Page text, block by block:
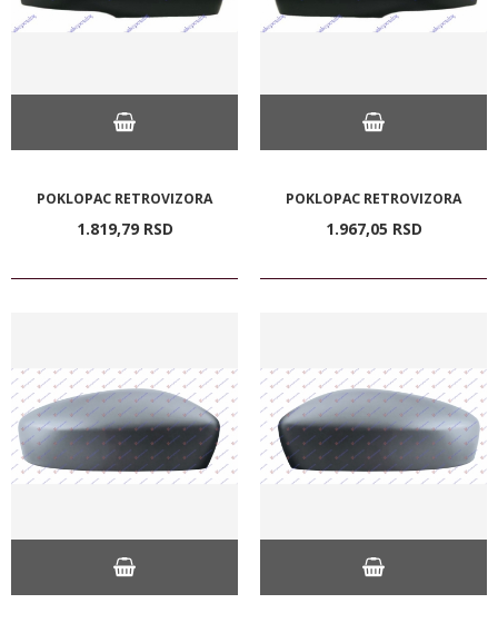
POKLOPAC RETROVIZORA
1.819,79 RSD
POKLOPAC RETROVIZORA
1.967,05 RSD